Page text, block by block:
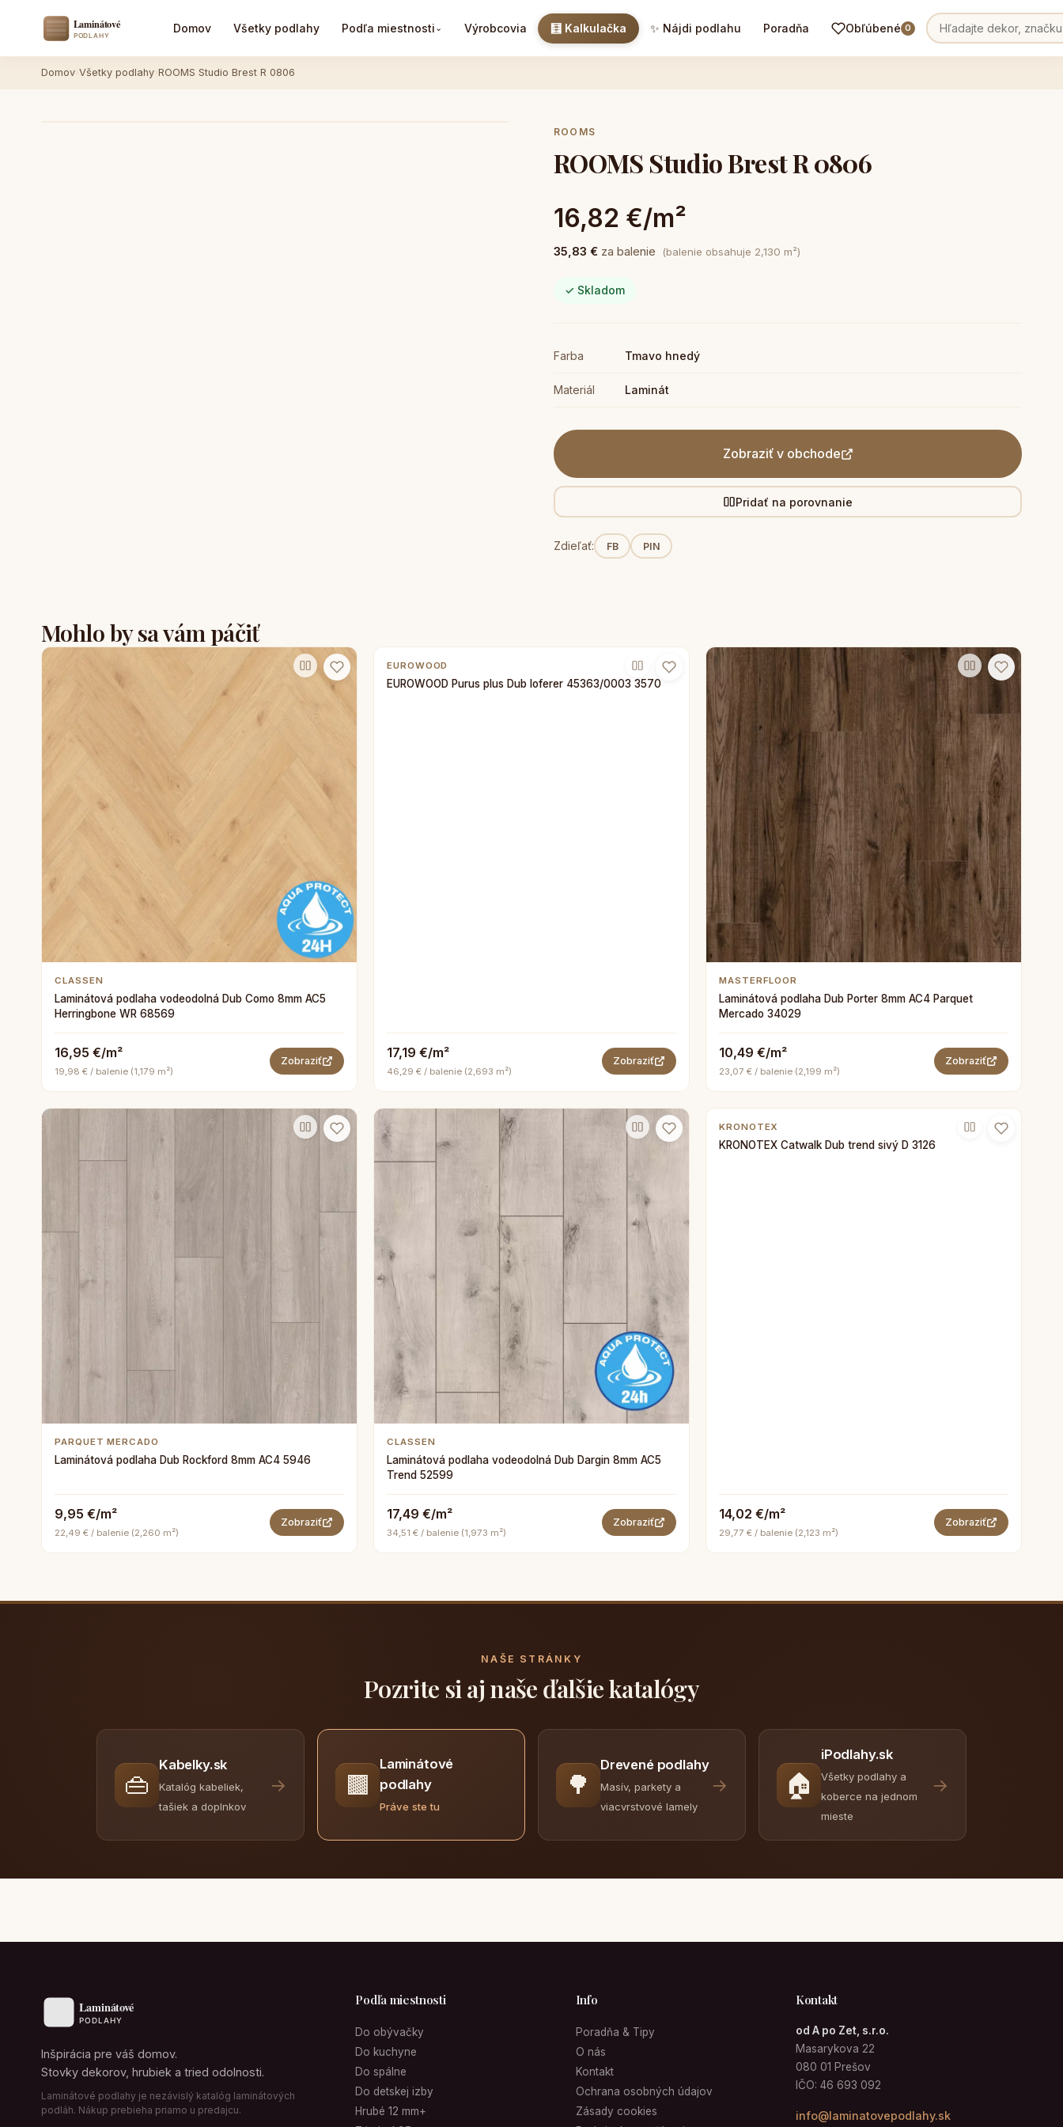
Domov Všetky podlahy Podľa miestnosti ⌄ Výrobcovia 🧮 Kalkulačka ✨ Nájdi podlahu Poradňa Obľúbené 0
Domov Všetky podlahy ROOMS Studio Brest R 0806
ROOMS
ROOMS Studio Brest R 0806
16,82 €/m²
35,83 € za balenie (balenie obsahuje 2,130 m²)
✓ Skladom
Farba Tmavo hnedý
Materiál Laminát
Zobraziť v obchode
Pridať na porovnanie
Zdieľať: FB PIN
Mohlo by sa vám páčiť
CLASSEN
Laminátová podlaha vodeodolná Dub Como 8mm AC5
Herringbone WR 68569
16,95 €/m²
19,98 € / balenie (1,179 m²)
Zobraziť
EUROWOOD
EUROWOOD Purus plus Dub loferer 45363/0003 3570
17,19 €/m²
46,29 € / balenie (2,693 m²)
Zobraziť
MASTERFLOOR
Laminátová podlaha Dub Porter 8mm AC4 Parquet
Mercado 34029
10,49 €/m²
23,07 € / balenie (2,199 m²)
Zobraziť
PARQUET MERCADO
Laminátová podlaha Dub Rockford 8mm AC4 5946
9,95 €/m²
22,49 € / balenie (2,260 m²)
Zobraziť
CLASSEN
Laminátová podlaha vodeodolná Dub Dargin 8mm AC5
Trend 52599
17,49 €/m²
34,51 € / balenie (1,973 m²)
Zobraziť
KRONOTEX
KRONOTEX Catwalk Dub trend sivý D 3126
14,02 €/m²
29,77 € / balenie (2,123 m²)
Zobraziť
NAŠE STRÁNKY
Pozrite si aj naše ďalšie katalógy
👜
Kabelky.sk
Katalóg kabeliek,
tašiek a doplnkov
→ 🟫
Laminátové
podlahy
Práve ste tu
🌳
Drevené podlahy
Masív, parkety a
viacvrstvové lamely
→ 🏠
iPodlahy.sk
Všetky podlahy a
koberce na jednom
mieste
→
Inšpirácia pre váš domov.
Stovky dekorov, hrubiek a tried odolnosti.
Laminátové podlahy je nezávislý katalóg laminátových
podláh. Nákup prebieha priamo u predajcu.
Podľa miestnosti
Do obývačky
Do kuchyne
Do spálne
Do detskej izby
Hrubé 12 mm+
Info
Poradňa & Tipy
O nás
Kontakt
Ochrana osobných údajov
Zásady cookies
Kontakt
od A po Zet, s.r.o.
Masarykova 22
080 01 Prešov
IČO: 46 693 092
info@laminatovepodlahy.sk